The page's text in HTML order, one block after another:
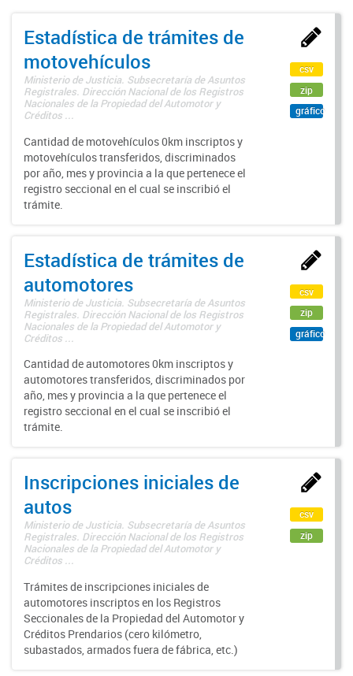
Estadística de trámites de
motovehículos
Ministerio de Justicia. Subsecretaría de Asuntos
Registrales. Dirección Nacional de los Registros
Nacionales de la Propiedad del Automotor y
Créditos ...
Cantidad de motovehículos 0km inscriptos y
motovehículos transferidos, discriminados
por año, mes y provincia a la que pertenece el
registro seccional en el cual se inscribió el
trámite.
csv
zip
gráfico
Estadística de trámites de
automotores
Ministerio de Justicia. Subsecretaría de Asuntos
Registrales. Dirección Nacional de los Registros
Nacionales de la Propiedad del Automotor y
Créditos ...
Cantidad de automotores 0km inscriptos y
automotores transferidos, discriminados por
año, mes y provincia a la que pertenece el
registro seccional en el cual se inscribió el
trámite.
csv
zip
gráfico
Inscripciones iniciales de
autos
Ministerio de Justicia. Subsecretaría de Asuntos
Registrales. Dirección Nacional de los Registros
Nacionales de la Propiedad del Automotor y
Créditos ...
Trámites de inscripciones iniciales de
automotores inscriptos en los Registros
Seccionales de la Propiedad del Automotor y
Créditos Prendarios (cero kilómetro,
subastados, armados fuera de fábrica, etc.)
csv
zip